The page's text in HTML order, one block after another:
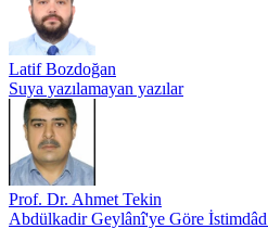
Latif Bozdoğan
Suya yazılamayan yazılar
Prof. Dr. Ahmet Tekin
Abdülkadir Geylânî'ye Göre